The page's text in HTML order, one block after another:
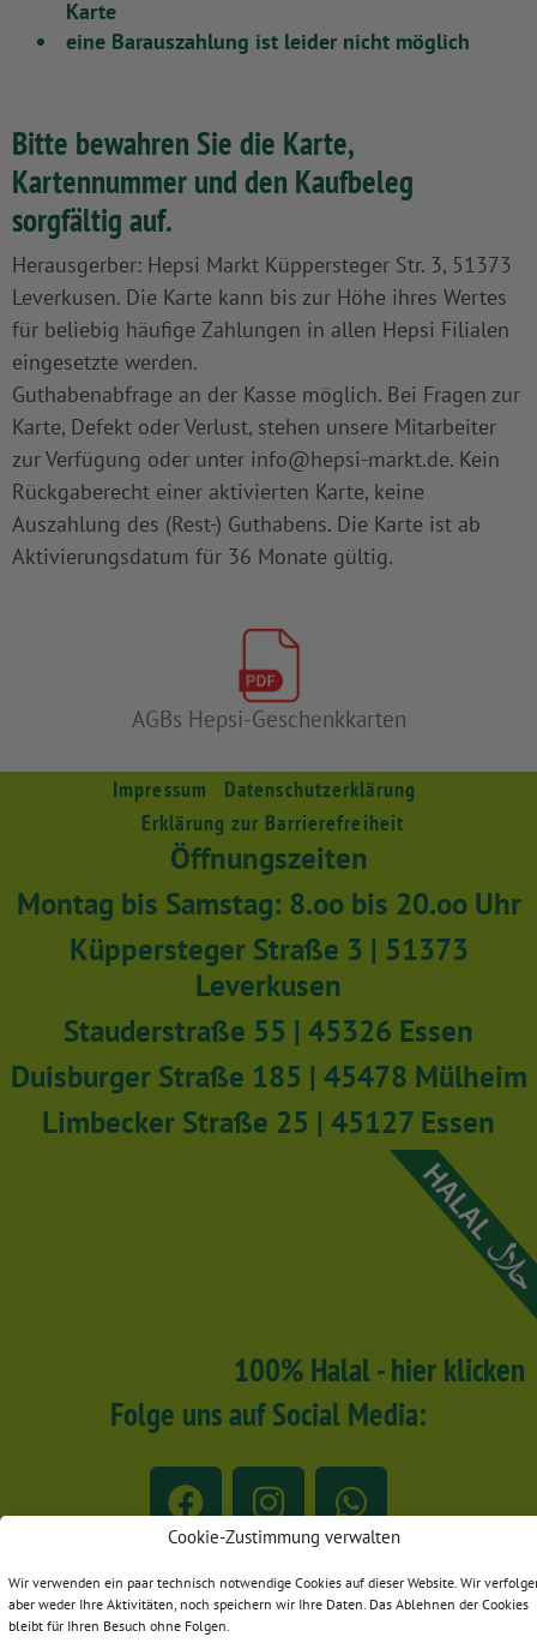
Cookie-Zustimmung verwalten
Wir verwenden ein paar technisch notwendige Cookies auf dieser Website. Wir
aber weder Ihre Aktivitäten, noch speichern wir Ihre Daten. Das Ablehnen der Cookies
bleibt für Ihren Besuch ohne Folgen.
Karte
eine Barauszahlung ist leider nicht möglich
Bitte bewahren Sie die Karte,
Kartennummer und den Kaufbeleg
sorgfältig auf.
Herausgerber: Hepsi Markt Küppersteger Str. 3, 51373
Leverkusen. Die Karte kann bis zur Höhe ihres Wertes
für beliebig häufige Zahlungen in allen Hepsi Filialen
eingesetzte werden.
Guthabenabfrage an der Kasse möglich. Bei Fragen zur
Karte, Defekt oder Verlust, stehen unsere Mitarbeiter
zur Verfügung oder unter info@hepsi-markt.de. Kein
Rückgaberecht einer aktivierten Karte, keine
Auszahlung des (Rest-) Guthabens. Die Karte ist ab
Aktivierungsdatum für 36 Monate gültig.
AGBs Hepsi-Geschenkkarten
Impressum
Datenschutzerklärung
Erklärung zur Barrierefreiheit
Öffnungszeiten
Montag bis Samstag: 8.oo bis 20.oo Uhr
Küppersteger Straße 3 | 51373
Leverkusen
Stauderstraße 55 | 45326 Essen
Duisburger Straße 185 | 45478 Mülheim
Limbecker Straße 25 | 45127 Essen
100% Halal - hier klicken
Folge uns auf Social Media:
© 2025 Hepsi-Markt